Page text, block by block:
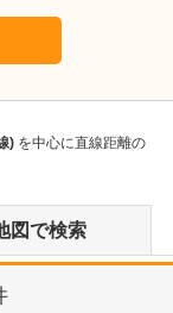
) を中心に直線距離の
図で検索